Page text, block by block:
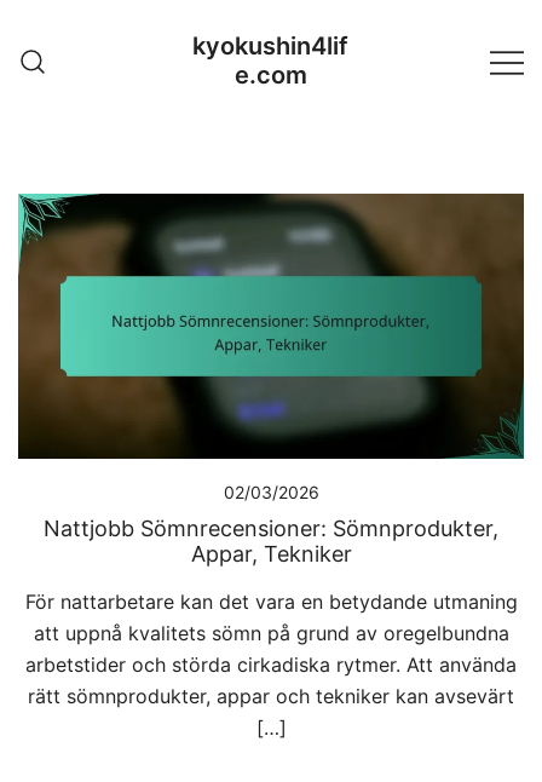
content
kyokushin4lif
e.com
02/03/2026
Nattjobb Sömnrecensioner: Sömnprodukter,
Appar, Tekniker
För nattarbetare kan det vara en betydande utmaning
att uppnå kvalitets sömn på grund av oregelbundna
arbetstider och störda cirkadiska rytmer. Att använda
rätt sömnprodukter, appar och tekniker kan avsevärt
[…]